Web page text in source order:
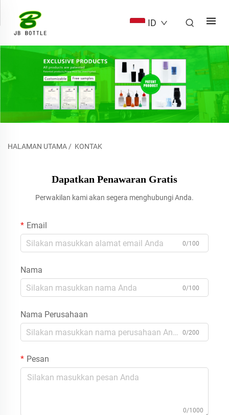
ID
HALAMAN UTAMA/ KONTAK
Dapatkan Penawaran Gratis
Perwakilan kami akan segera menghubungi Anda.
Email
0/100
Nama
0/100
Nama Perusahaan
0/200
Pesan
0/1000